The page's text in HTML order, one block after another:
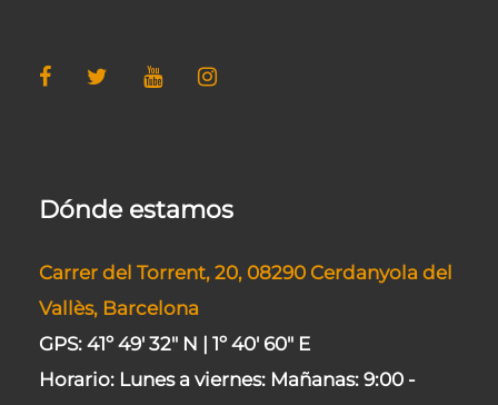
Dónde estamos
Carrer del Torrent, 20, 08290 Cerdanyola del
Vallès, Barcelona
GPS: 41º 49' 32" N | 1º 40' 60" E
Horario: Lunes a viernes: Mañanas: 9:00 -